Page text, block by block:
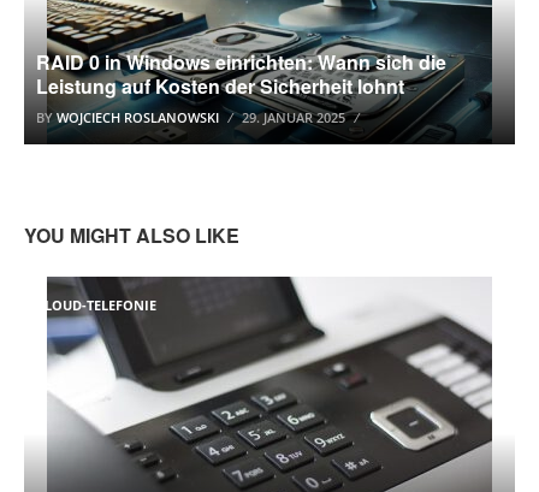
RAID 0 in Windows einrichten: Wann sich die
Leistung auf Kosten der Sicherheit lohnt
BY WOJCIECH ROSLANOWSKI 29. JANUAR 2025
YOU MIGHT ALSO LIKE
CLOUD-TELEFONIE